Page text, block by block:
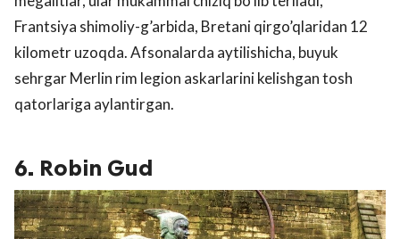
Frantsiya shimoliy-g’arbida, Bretani qirgo’qlaridan 12
kilometr uzoqda. Afsonalarda aytilishicha, buyuk
sehrgar Merlin rim legion askarlarini kelishgan tosh
qatorlariga aylantirgan.
6. Robin Gud